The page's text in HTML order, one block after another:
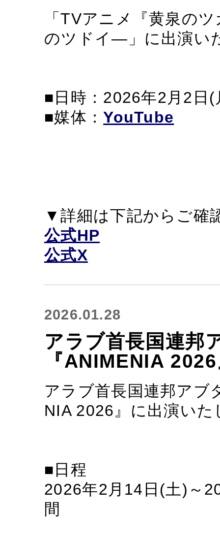
「TVアニメ『黄泉の
のツドイ―」に出演い
■日時：2026年2月2日
■媒体：YouTube
▼詳細は下記からご確
公式HP
公式X
2026.01.28
アラブ首長国連邦
『ANIMENIA
アラブ首長国連邦アブ
NIA 2026』に出演いた
■日程
2026年2月14日(土)～
間